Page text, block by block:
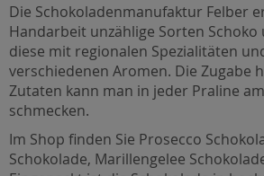
Die Schokoladenmanufaktur Felber
Handarbeit unzählige Sorten
diese mit regionalen Spezialitäten
verschiedenen Aromen. Die Zugabe
Zutaten kann man in jeder Praline
schmecken.
Im Shop finden Sie Prosecco
Schokolade, Marillengelee